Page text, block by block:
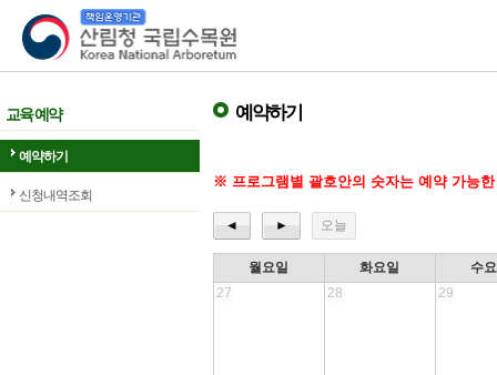
산림청 국립수목원
교육 예약
예약하기
신청내역조회
예약하기
※ 프로그램별 괄호안의 숫자는 예약 가능
◄ ► 오늘
월요일 화요일
수
27
28 29